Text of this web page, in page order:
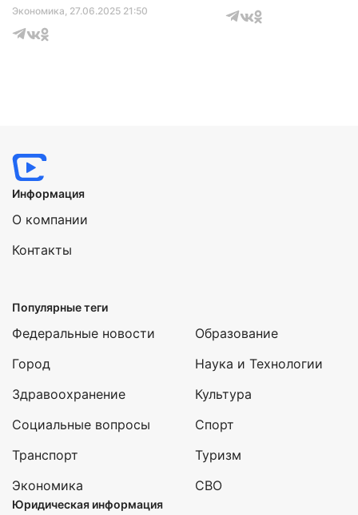
Экономика, 27.06.2025 21:50
Информация
О компании
Контакты
Популярные теги
Федеральные новости
Город
Здравоохранение
Социальные вопросы
Транспорт
Экономика
Образование
Наука и Технологии
Культура
Спорт
Туризм
СВО
Юридическая информация